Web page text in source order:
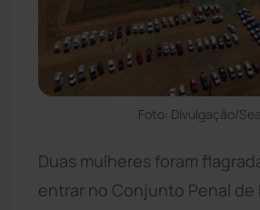
Foto: Divulgação/
Duas mulheres foram
entrar no Conjunto Penal de